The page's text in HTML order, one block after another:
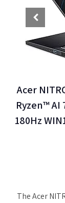
Acer
Ryzen™ AI
180Hz
The Acer